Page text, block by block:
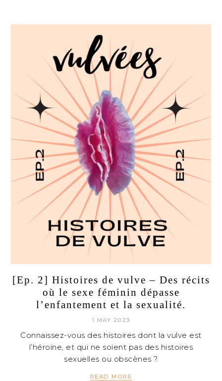
[Ep. 2] Histoires de vulve – Des récits
où le sexe féminin dépasse
l’enfantement et la sexualité.
1 MAY 2023
Connaissez-vous des histoires dont la vulve est
l’héroïne, et qui ne soient pas des histoires
sexuelles ou obscènes ?
READ MORE